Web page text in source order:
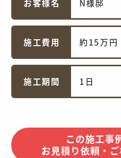
お客様名 N様邸
施工費用 約15万円
施工期間 1日
この施工事
お見積り依頼・